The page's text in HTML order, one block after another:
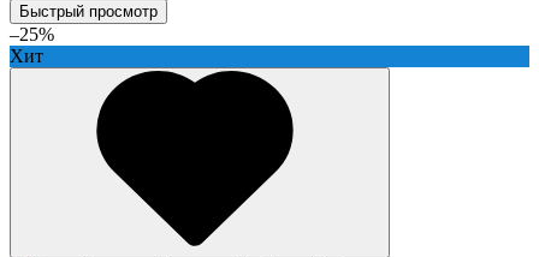
Быстрый просмотр
–25%
Хит